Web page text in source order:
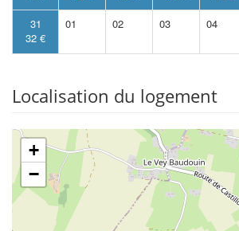
31
32 €
01 02 03 04
Localisation du logement
+
−